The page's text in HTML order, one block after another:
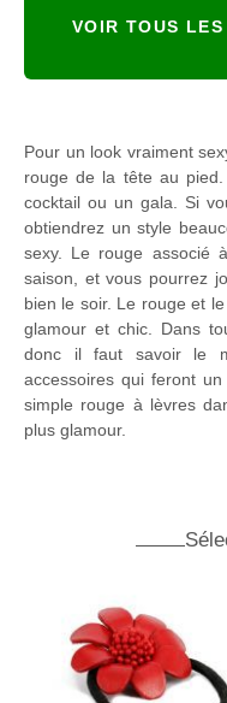
VOIR TOUS LES
Pour un look vraiment
rouge de la tête au
cocktail ou un gala. Si
obtiendrez un style
sexy. Le rouge associé
saison, et vous pourrez
bien le soir. Le rouge et
glamour et chic. Dans
donc il faut savoir le
accessoires qui feront
simple rouge à lèvres
plus glamour.